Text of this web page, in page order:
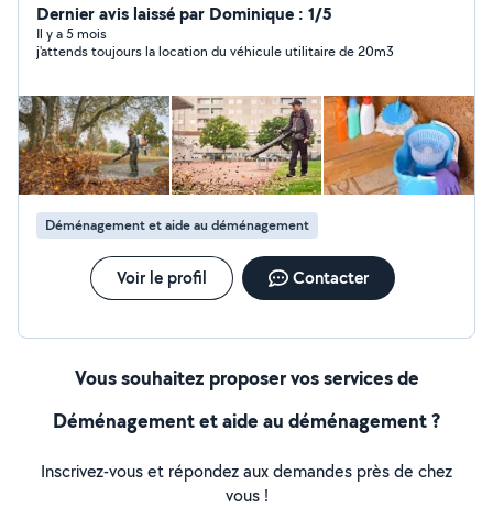
Dernier avis laissé par Dominique : 1/5
Il y a 5 mois
j'attends toujours la location du véhicule utilitaire de 20m3
Déménagement et aide au déménagement
Voir le profil Contacter
Vous souhaitez proposer vos services de
Déménagement et aide au déménagement ?
Inscrivez-vous et répondez aux demandes près de chez
vous !